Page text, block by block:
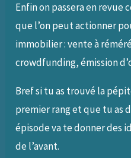
Enfin on passera en revue
que l’on peut actionner
immobilier : vente à
crowdfunding, émission
Bref si tu as trouvé la
premier rang et que tu as
épisode va te donner des
de l’avant.